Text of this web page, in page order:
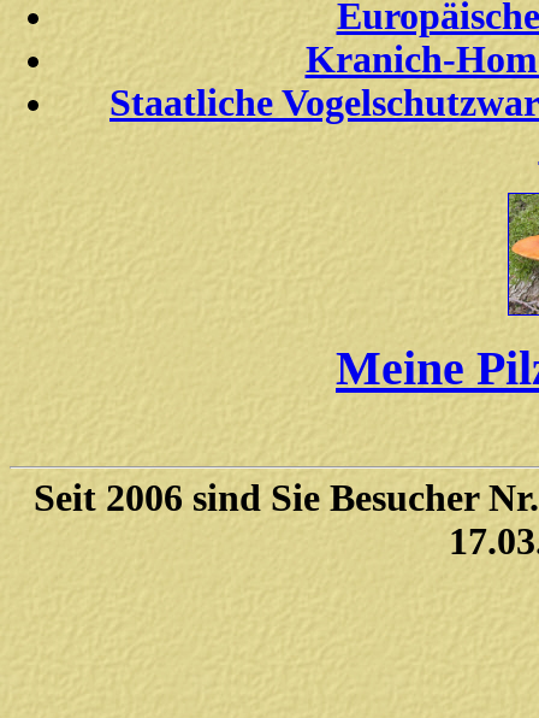
Kranich-
Staatliche
Meine
Seit 2006 sind Sie Besucher